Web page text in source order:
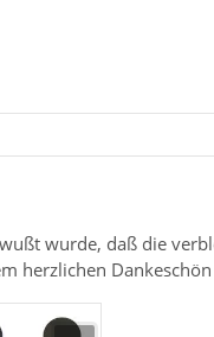
wurde, daß die
herzlichen